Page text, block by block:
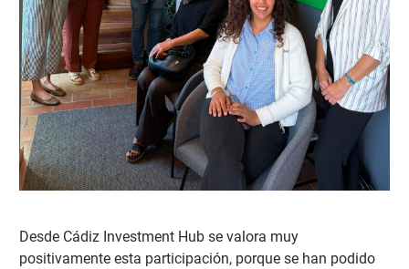
Desde Cádiz Investment Hub se valora muy
positivamente esta participación, porque se han podido